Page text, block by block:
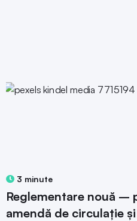
3 minute
Reglementare nouă –
amendă de circulație